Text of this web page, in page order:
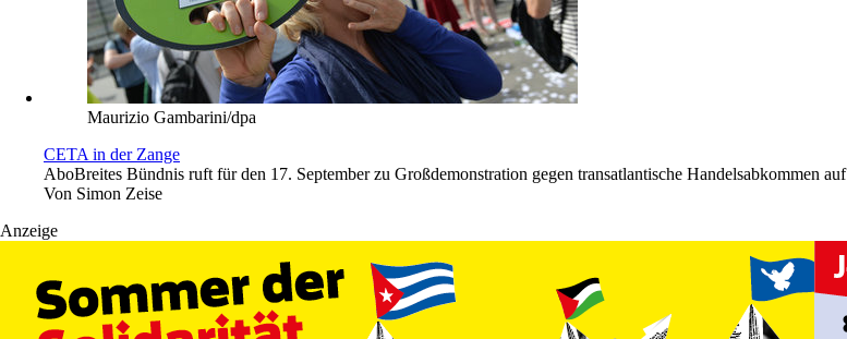
Maurizio Gambarini/dpa
CETA in der Zange
AboBreites Bündnis ruft für den 17. September zu Großdemonstration gegen transatlantische Handelsabkommen auf
Von Simon Zeise
Anzeige